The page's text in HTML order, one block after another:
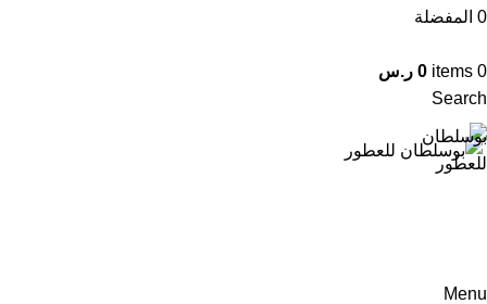
0 المفضلة
0
items
0 ر.س
Search
Menu